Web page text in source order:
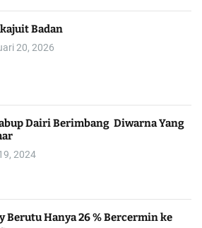
Badan
20, 2026
Dairi Berimbang Diwarna Yang
2024
Berutu Hanya 26 % Bercermin ke